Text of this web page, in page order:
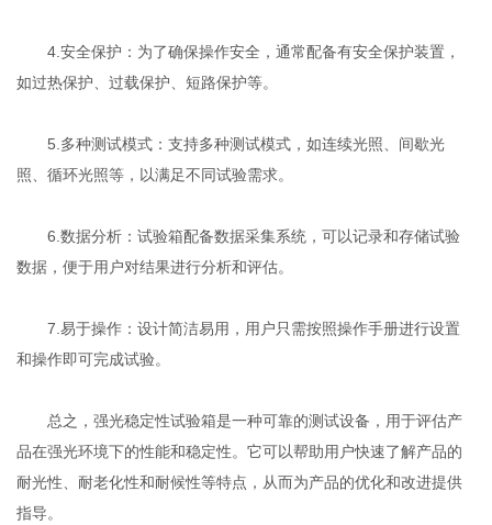
4.安全保护：为了确保操作安全，通常配备有安全保护装置，
如过热保护、过载保护、短路保护等。
5.多种测试模式：支持多种测试模式，如连续光照、间歇光
照、循环光照等，以满足不同试验需求。
6.数据分析：试验箱配备数据采集系统，可以记录和存储试验
数据，便于用户对结果进行分析和评估。
7.易于操作：设计简洁易用，用户只需按照操作手册进行设置
和操作即可完成试验。
总之，强光稳定性试验箱是一种可靠的测试设备，用于评估产
品在强光环境下的性能和稳定性。它可以帮助用户快速了解产品的
耐光性、耐老化性和耐候性等特点，从而为产品的优化和改进提供
指导。